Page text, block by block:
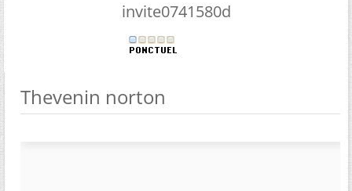
invite0741580d
Thevenin norton